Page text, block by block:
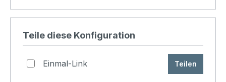
Produkt konfigurieren
Teile diese Konfiguration
Einmal-Link Teilen